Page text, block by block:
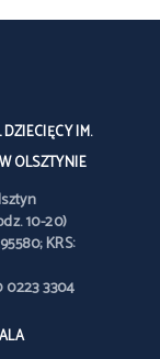
IM.
OLSZTYNIE
10-20)
KRS:
0223 3304